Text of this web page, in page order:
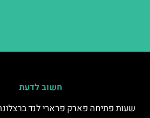
חשוב לדעת
שעות פתיחה פארק פרארי לנד